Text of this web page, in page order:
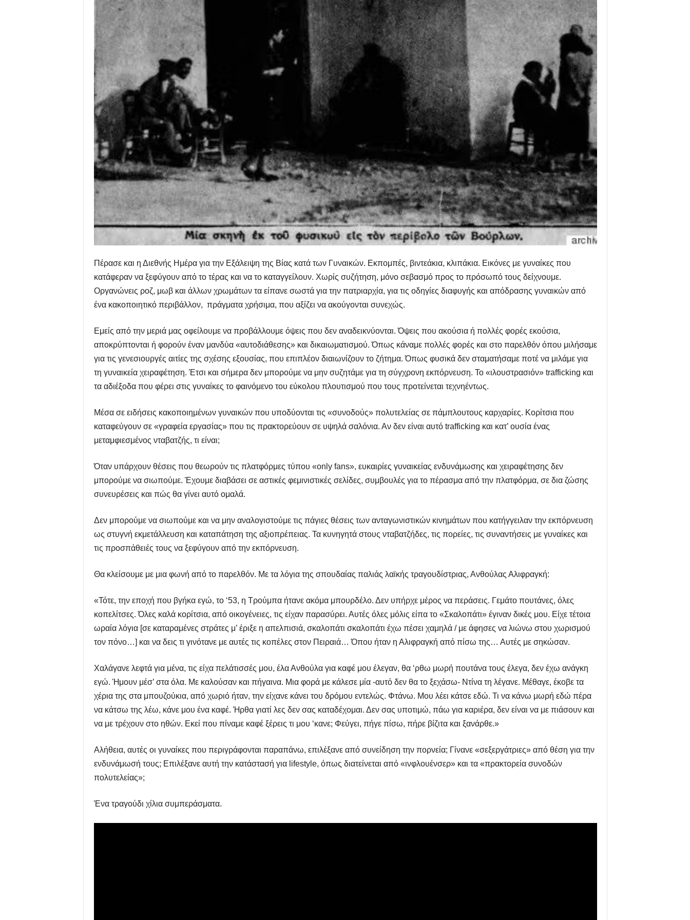
Πέρασε και η Διεθνής Ημέρα για την Εξάλειψη της Βίας κατά των Γυναικών. Εκπομπές, βιντεάκια, κλιπάκια. Εικόνες με γυναίκες που
κατάφεραν να ξεφύγουν από το τέρας και να το καταγγείλουν. Χωρίς συζήτηση, μόνο σεβασμό προς το πρόσωπό τους δείχνουμε.
Οργανώνεις ροζ, μωβ και άλλων χρωμάτων τα είπανε σωστά για την πατριαρχία, για τις οδηγίες διαφυγής και απόδρασης γυναικών από
ένα κακοποιητικό περιβάλλον, πράγματα χρήσιμα, που αξίζει να ακούγονται συνεχώς.
Εμείς από την μεριά μας οφείλουμε να προβάλλουμε όψεις που δεν αναδεικνύονται. Όψεις που ακούσια ή πολλές φορές εκούσια,
αποκρύπτονται ή φορούν έναν μανδύα «αυτοδιάθεσης» και δικαιωματισμού. Όπως κάναμε πολλές φορές και στο παρελθόν όπου μιλήσαμε
για τις γενεσιουργές αιτίες της σχέσης εξουσίας, που επιπλέον διαιωνίζουν το ζήτημα. Όπως φυσικά δεν σταματήσαμε ποτέ να μιλάμε για
τη γυναικεία χειραφέτηση. Έτσι και σήμερα δεν μπορούμε να μην συζητάμε για τη σύγχρονη εκπόρνευση. Το «ιλουστρασιόν» trafficking και
τα αδιέξοδα που φέρει στις γυναίκες το φαινόμενο του εύκολου πλουτισμού που τους προτείνεται τεχνηέντως.
Μέσα σε ειδήσεις κακοποιημένων γυναικών που υποδύονται τις «συνοδούς» πολυτελείας σε πάμπλουτους καρχαρίες. Κορίτσια που
καταφεύγουν σε «γραφεία εργασίας» που τις πρακτορεύουν σε υψηλά σαλόνια. Αν δεν είναι αυτό trafficking και κατ’ ουσία ένας
μεταμφιεσμένος νταβατζής, τι είναι;
Όταν υπάρχουν θέσεις που θεωρούν τις πλατφόρμες τύπου «only fans», ευκαιρίες γυναικείας ενδυνάμωσης και χειραφέτησης δεν
μπορούμε να σιωπούμε. Έχουμε διαβάσει σε αστικές φεμινιστικές σελίδες, συμβουλές για το πέρασμα από την πλατφόρμα, σε δια ζώσης
συνευρέσεις και πώς θα γίνει αυτό ομαλά.
Δεν μπορούμε να σιωπούμε και να μην αναλογιστούμε τις πάγιες θέσεις των ανταγωνιστικών κινημάτων που κατήγγειλαν την εκπόρνευση
ως στυγνή εκμετάλλευση και καταπάτηση της αξιοπρέπειας. Τα κυνηγητά στους νταβατζήδες, τις πορείες, τις συναντήσεις με γυναίκες και
τις προσπάθειές τους να ξεφύγουν από την εκπόρνευση.
Θα κλείσουμε με μια φωνή από το παρελθόν. Με τα λόγια της σπουδαίας παλιάς λαϊκής τραγουδίστριας, Ανθούλας Αλιφραγκή:
«Τότε, την εποχή που βγήκα εγώ, το ‘53, η Τρούμπα ήτανε ακόμα μπουρδέλο. Δεν υπήρχε μέρος να περάσεις. Γεμάτο πουτάνες, όλες
κοπελίτσες. Όλες καλά κορίτσια, από οικογένειες, τις είχαν παρασύρει. Αυτές όλες μόλις είπα το «Σκαλοπάτι» έγιναν δικές μου. Είχε τέτοια
ωραία λόγια [σε καταραμένες στράτες μ’ έριξε η απελπισιά, σκαλοπάτι σκαλοπάτι έχω πέσει χαμηλά / με άφησες να λιώνω στου χωρισμού
τον πόνο…] και να δεις τι γινότανε με αυτές τις κοπέλες στον Πειραιά… Όπου ήταν η Αλιφραγκή από πίσω της… Αυτές με σηκώσαν.
Χαλάγανε λεφτά για μένα, τις είχα πελάτισσές μου, έλα Ανθούλα για καφέ μου έλεγαν, θα ‘ρθω μωρή πουτάνα τους έλεγα, δεν έχω ανάγκη
εγώ. Ήμουν μέσ’ στα όλα. Με καλούσαν και πήγαινα. Μια φορά με κάλεσε μία -αυτό δεν θα το ξεχάσω- Ντίνα τη λέγανε. Μέθαγε, έκοβε τα
χέρια της στα μπουζούκια, από χωριό ήταν, την είχανε κάνει του δρόμου εντελώς. Φτάνω. Μου λέει κάτσε εδώ. Τι να κάνω μωρή εδώ πέρα
να κάτσω της λέω, κάνε μου ένα καφέ. Ήρθα γιατί λες δεν σας καταδέχομαι. Δεν σας υποτιμώ, πάω για καριέρα, δεν είναι να με πιάσουν και
να με τρέχουν στο ηθών. Εκεί που πίναμε καφέ ξέρεις τι μου ‘κανε; Φεύγει, πήγε πίσω, πήρε βίζιτα και ξανάρθε.»
Αλήθεια, αυτές οι γυναίκες που περιγράφονται παραπάνω, επιλέξανε από συνείδηση την πορνεία; Γίνανε «σεξεργάτριες» από θέση για την
ενδυνάμωσή τους; Επιλέξανε αυτή την κατάστασή για lifestyle, όπως διατείνεται από «ινφλουένσερ» και τα «πρακτορεία συνοδών
πολυτελείας»;
Ένα τραγούδι χίλια συμπεράσματα.